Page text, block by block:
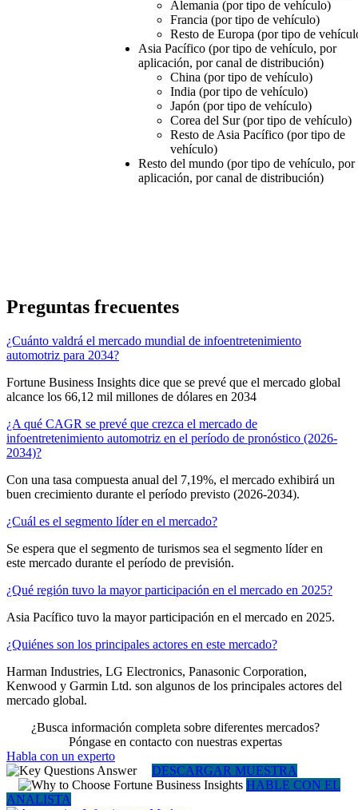
Alemania (por tipo de vehículo)
Francia (por tipo de vehículo)
Resto de Europa (por tipo de
Asia Pacífico (por tipo de vehículo, por
aplicación, por canal de distribución)
China (por tipo de vehículo)
India (por tipo de vehículo)
Japón (por tipo de vehículo)
Corea del Sur (por tipo de vehículo)
Resto de Asia Pacífico (por tipo de
vehículo)
Resto del mundo (por tipo de vehículo, por
aplicación, por canal de distribución)
Preguntas frecuentes
¿Cuánto valdrá el mercado mundial de infoentretenimiento
automotriz para 2034?
Fortune Business Insights dice que se prevé que el mercado global
alcance los 66,12 mil millones de dólares en 2034
¿A qué CAGR se prevé que crezca el mercado de
infoentretenimiento automotriz en el período de pronóstico (2026-
2034)?
Con una tasa compuesta anual del 7,19%, el mercado exhibirá un
buen crecimiento durante el período previsto (2026-2034).
¿Cuál es el segmento líder en el mercado?
Se espera que el segmento de turismos sea el segmento líder en
este mercado durante el período de previsión.
¿Qué región tuvo la mayor participación en el mercado en 2025?
Asia Pacífico tuvo la mayor participación en el mercado en 2025.
¿Quiénes son los principales actores en este mercado?
Harman Industries, LG Electronics, Panasonic Corporation,
Kenwood y Garmin Ltd. son algunos de los principales actores del
mercado global.
¿Busca información completa sobre diferentes mercados?
Póngase en contacto con nuestras expertas
Habla con un experto
DESCARGAR MUESTRA
HABLE CON EL
ANALISTA